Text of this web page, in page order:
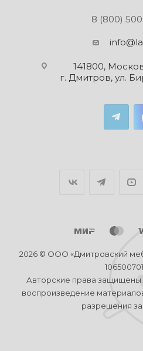
8 (800)
141800,
г. Дмитров, ул.
2026 © ООО «Дмитровский
Авторские права
воспроизведение
разрешения